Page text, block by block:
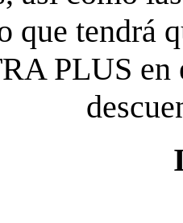
que tendrá
PLUS en